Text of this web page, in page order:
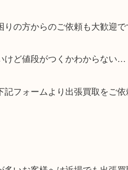
理・断捨離・引っ越し
々増加傾向です。